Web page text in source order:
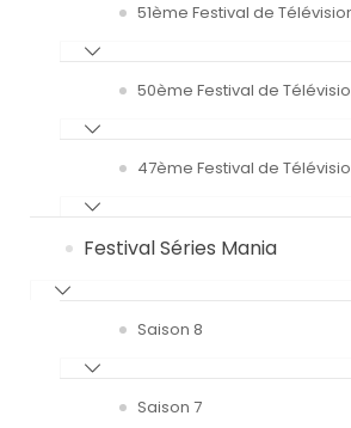
51ème Festival de
50ème Festival de
47ème Festival de
Festival Séries Mania
Saison 8
Saison 7